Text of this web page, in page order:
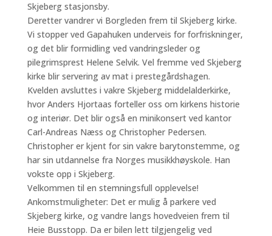
Skjeberg stasjonsby.
Deretter vandrer vi Borgleden frem til Skjeberg kirke.
Vi stopper ved Gapahuken underveis for forfriskninger,
og det blir formidling ved vandringsleder og
pilegrimsprest Helene Selvik. Vel fremme ved Skjeberg
kirke blir servering av mat i prestegårdshagen.
Kvelden avsluttes i vakre Skjeberg middelalderkirke,
hvor Anders Hjortaas forteller oss om kirkens historie
og interiør. Det blir også en minikonsert ved kantor
Carl-Andreas Næss og Christopher Pedersen.
Christopher er kjent for sin vakre barytonstemme, og
har sin utdannelse fra Norges musikkhøyskole. Han
vokste opp i Skjeberg.
Velkommen til en stemningsfull opplevelse!
Ankomstmuligheter: Det er mulig å parkere ved
Skjeberg kirke, og vandre langs hovedveien frem til
Heie Busstopp. Da er bilen lett tilgjengelig ved